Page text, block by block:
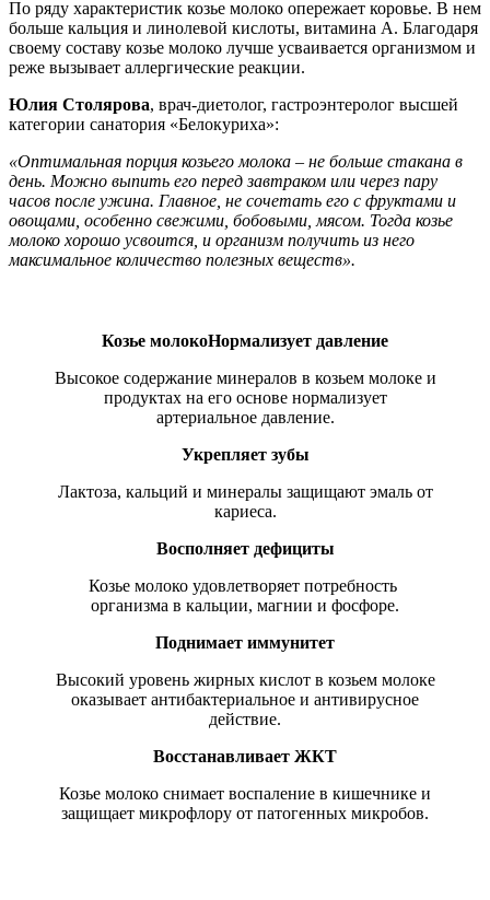
По ряду характеристик козье молоко опережает коровье. В нем
больше кальция и линолевой кислоты, витамина А. Благодаря
своему составу козье молоко лучше усваивается организмом и
реже вызывает аллергические реакции.
Юлия Столярова, врач-диетолог, гастроэнтеролог высшей
категории санатория «Белокуриха»:
«Оптимальная порция козьего молока – не больше стакана в
день. Можно выпить его перед завтраком или через пару
часов после ужина. Главное, не сочетать его с фруктами и
овощами, особенно свежими, бобовыми, мясом. Тогда козье
молоко хорошо усвоится, и организм получить из него
максимальное количество полезных веществ».
Козье молокоНормализует давление
Высокое содержание минералов в козьем молоке и
продуктах на его основе нормализует
артериальное давление.
Укрепляет зубы
Лактоза, кальций и минералы защищают эмаль от
кариеса.
Восполняет дефициты
Козье молоко удовлетворяет потребность
организма в кальции, магнии и фосфоре.
Поднимает иммунитет
Высокий уровень жирных кислот в козьем молоке
оказывает антибактериальное и антивирусное
действие.
Восстанавливает ЖКТ
Козье молоко снимает воспаление в кишечнике и
защищает микрофлору от патогенных микробов.